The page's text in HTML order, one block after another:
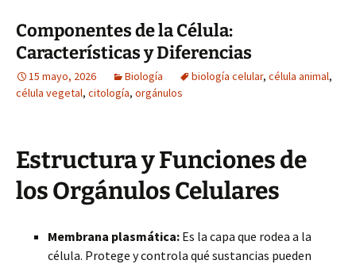
Componentes de la Célula:
Características y Diferencias
15 mayo, 2026 Biología biología celular, célula animal,
célula vegetal, citología, orgánulos
Estructura y Funciones de
los Orgánulos Celulares
Membrana plasmática: Es la capa que rodea a la
célula. Protege y controla qué sustancias pueden